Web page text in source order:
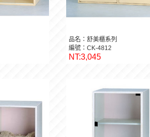
品名：舒美櫃系列
編號：CK-4812
NT:3,045